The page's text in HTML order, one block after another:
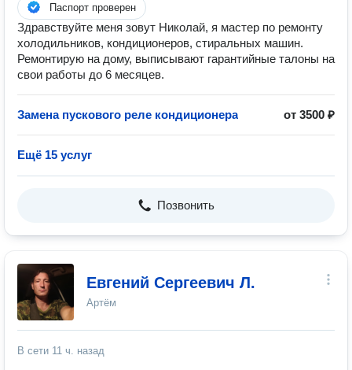
Паспорт проверен
Здравствуйте меня зовут Николай, я мастер по ремонту
холодильников, кондиционеров, стиральных машин.
Ремонтирую на дому, выписывают гарантийные талоны на
свои работы до 6 месяцев.
Замена пускового реле кондиционера от 3500 ₽
Ещё 15 услуг
Позвонить
Евгений Сергеевич Л.
Артём
В сети 11 ч. назад